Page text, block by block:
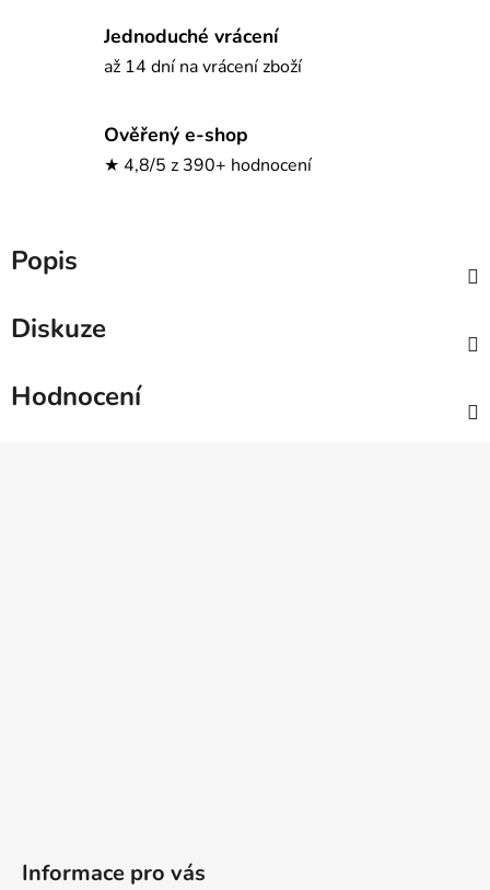
Jednoduché vrácení
až 14 dní na vrácení zboží
Ověřený e-shop
★ 4,8/5 z 390+ hodnocení
Popis
Diskuze
Hodnocení
Informace pro vás